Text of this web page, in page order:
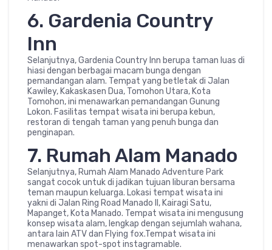
6. Gardenia Country
Inn
Selanjutnya, Gardenia Country Inn berupa taman luas di
hiasi dengan berbagai macam bunga dengan
pemandangan alam. Tempat yang betletak di Jalan
Kawiley, Kakaskasen Dua, Tomohon Utara, Kota
Tomohon, ini menawarkan pemandangan Gunung
Lokon. Fasilitas tempat wisata ini berupa kebun,
restoran di tengah taman yang penuh bunga dan
penginapan.
7. Rumah Alam Manado
Selanjutnya, Rumah Alam Manado Adventure Park
sangat cocok untuk di jadikan tujuan liburan bersama
teman maupun keluarga. Lokasi tempat wisata ini
yakni di Jalan Ring Road Manado II, Kairagi Satu,
Mapanget, Kota Manado. Tempat wisata ini mengusung
konsep wisata alam, lengkap dengan sejumlah wahana,
antara lain ATV dan Flying fox.Tempat wisata ini
menawarkan spot-spot instagramable.